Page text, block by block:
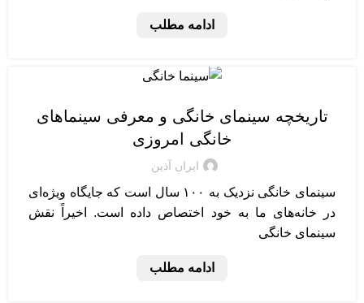
ادامه مطلب
تاریخچه سینمای خانگی و معرفی سینماهای
خانگی امروزی
ایران آذین
سینمای خانگی نزدیک به ۱۰۰ سال است که جایگاه ویژه‌ای
در خانه‌های ما به خود اختصاص داده است. اخیراً نقش
سینمای خانگی
ادامه مطلب